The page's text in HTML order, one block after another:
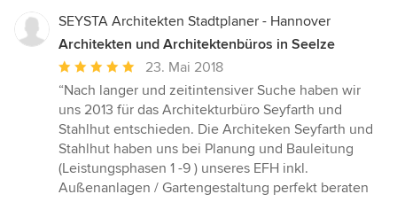
SEYSTA Architekten Stadtplaner - Hannover
Architekten und Architektenbüros in Seelze
Durchschnittliche
Bewertung:
5
von
5
Sternen
23. Mai 2018
“Nach langer und zeitintensiver Suche haben wir
uns 2013 für das Architekturbüro Seyfarth und
Stahlhut entschieden. Die Architeken Seyfarth und
Stahlhut haben uns bei Planung und Bauleitung
(Leistungsphasen 1 -9 ) unseres EFH inkl.
Außenanlagen / Gartengestaltung perfekt beraten